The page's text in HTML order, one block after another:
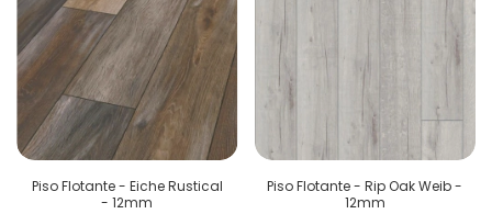
Piso Flotante - Eiche Rustical
- 12mm
Piso Flotante - Rip Oak Weib -
12mm